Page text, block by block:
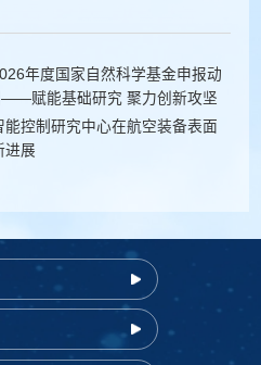
年度国家自然科学基金申报动
——赋能基础研究 聚力创新攻坚
能控制研究中心在航空装备表面
进展